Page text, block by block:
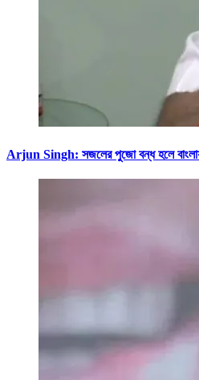
Arjun Singh: সজলের পুজো বন্ধ হলে